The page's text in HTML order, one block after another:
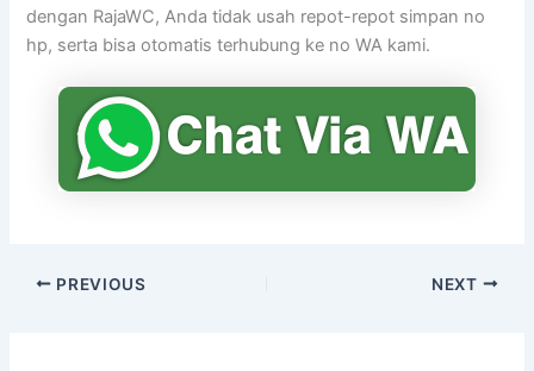
dengan RajaWC, Anda tidak usah repot-repot simpan no
hp, serta bisa otomatis terhubung ke no WA kami.
PREVIOUS NEXT